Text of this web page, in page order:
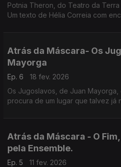
Potnia Theron, do Teatro da Terra
Um texto de Hélia Correia com
Atrás da Máscara- Os
Mayorga
Ep. 6
18 fev. 2026
Os Jugoslavos, de Juan Mayorga,
procura de um lugar que talvez já
Atrás da Máscara - O
pela Ensemble.
Ep. 5
11 fev. 2026